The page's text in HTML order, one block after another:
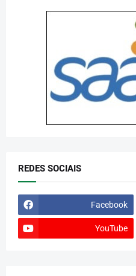
REDES SOCIAIS
Facebook
YouTube